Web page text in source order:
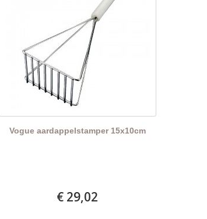
Vogue aardappelstamper 15x10cm
€ 29,02